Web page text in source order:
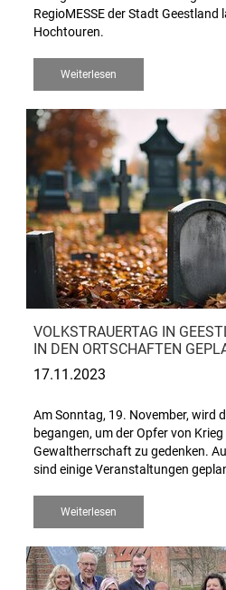
RegioMESSE der Stadt
Hochtouren.
Weiterlesen
VOLKSTRAUERTAG IN
IN DEN ORTSCHAFTEN
17.11.2023
Am Sonntag, 19. November, wird
begangen, um der Opfer von Krieg
Gewaltherrschaft zu gedenken.
sind einige Veranstaltungen
Weiterlesen